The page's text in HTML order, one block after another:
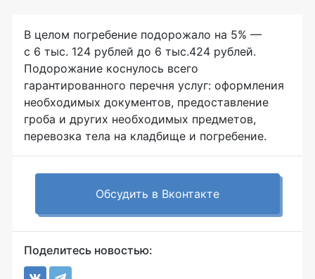
В целом погребение подорожало на 5% —
с 6 тыс. 124 рублей до 6 тыс.424 рублей.
Подорожание коснулось всего
гарантированного перечня услуг: оформления
необходимых документов, предоставление
гроба и других необходимых предметов,
перевозка тела на кладбище и погребение.
Обсудить в Вконтакте
Поделитесь новостью: